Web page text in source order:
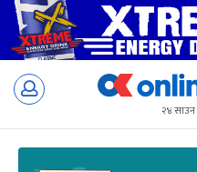
Skip
२४